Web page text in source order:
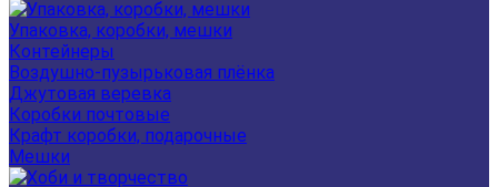
Упаковка, коробки, мешки
Контейнеры
Воздушно-пузырьковая плёнка
Джутовая веревка
Коробки почтовые
Крафт коробки, подарочные
Мешки